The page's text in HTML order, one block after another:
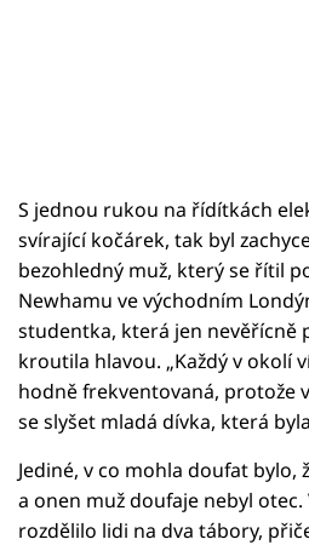
S jednou rukou na řídítkách
svírající kočárek, tak byl
bezohledný muž, který se řítil
Newhamu ve východním
studentka, která jen nevěřícně
kroutila hlavou. „Každý v okolí
hodně frekventovaná, protože
se slyšet mladá dívka, která
Jediné, v co mohla doufat bylo,
a onen muž doufaje nebyl
rozdělilo lidi na dva tábory,